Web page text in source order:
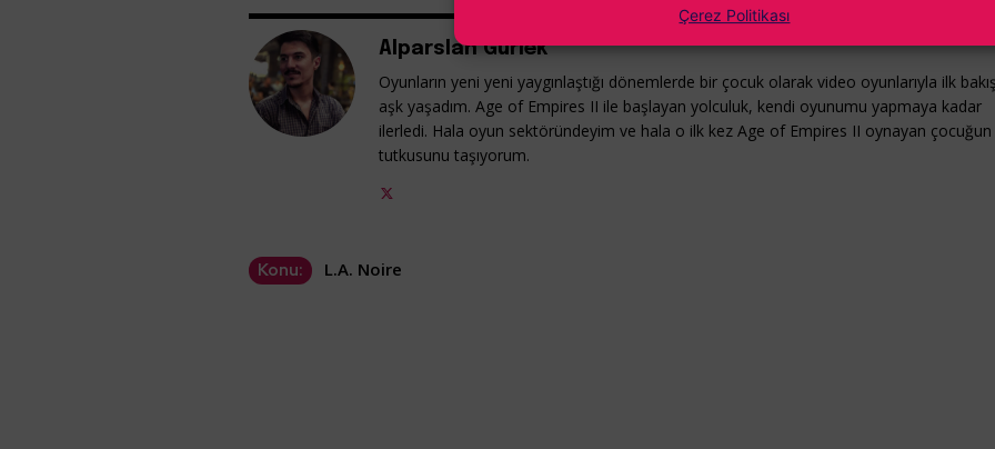
Çerez Politikası
Alparslan Gürlek
Oyunların yeni yeni yaygınlaştığı dönemlerde bir çocuk olarak video oyunlarıyla ilk
aşk yaşadım. Age of Empires II ile başlayan yolculuk, kendi oyunumu yapmaya kadar
ilerledi. Hala oyun sektöründeyim ve hala o ilk kez Age of Empires II oynayan çocuğun
tutkusunu taşıyorum.
Konu: L.A. Noire